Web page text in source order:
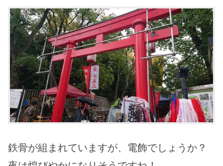
鉄骨が組まれていますが、電飾でしょうか？